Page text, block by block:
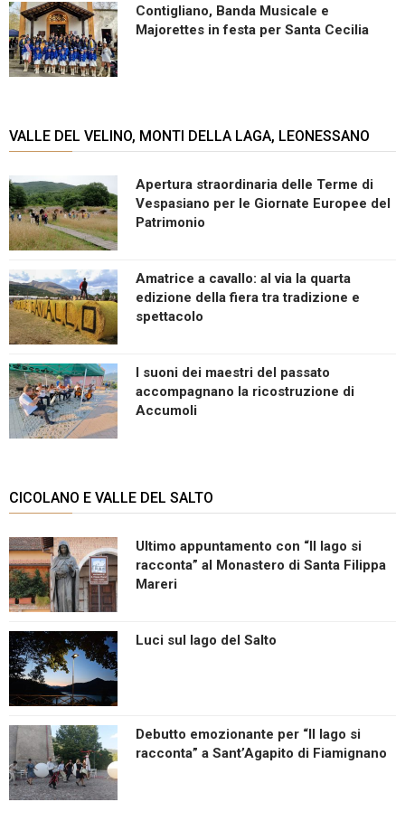
Contigliano, Banda Musicale e
Majorettes in festa per Santa Cecilia
VALLE DEL VELINO, MONTI DELLA LAGA, LEONESSANO
Apertura straordinaria delle Terme di
Vespasiano per le Giornate Europee del
Patrimonio
Amatrice a cavallo: al via la quarta
edizione della fiera tra tradizione e
spettacolo
I suoni dei maestri del passato
accompagnano la ricostruzione di
Accumoli
CICOLANO E VALLE DEL SALTO
Ultimo appuntamento con “Il lago si
racconta” al Monastero di Santa Filippa
Mareri
Luci sul lago del Salto
Debutto emozionante per “Il lago si
racconta” a Sant’Agapito di Fiamignano